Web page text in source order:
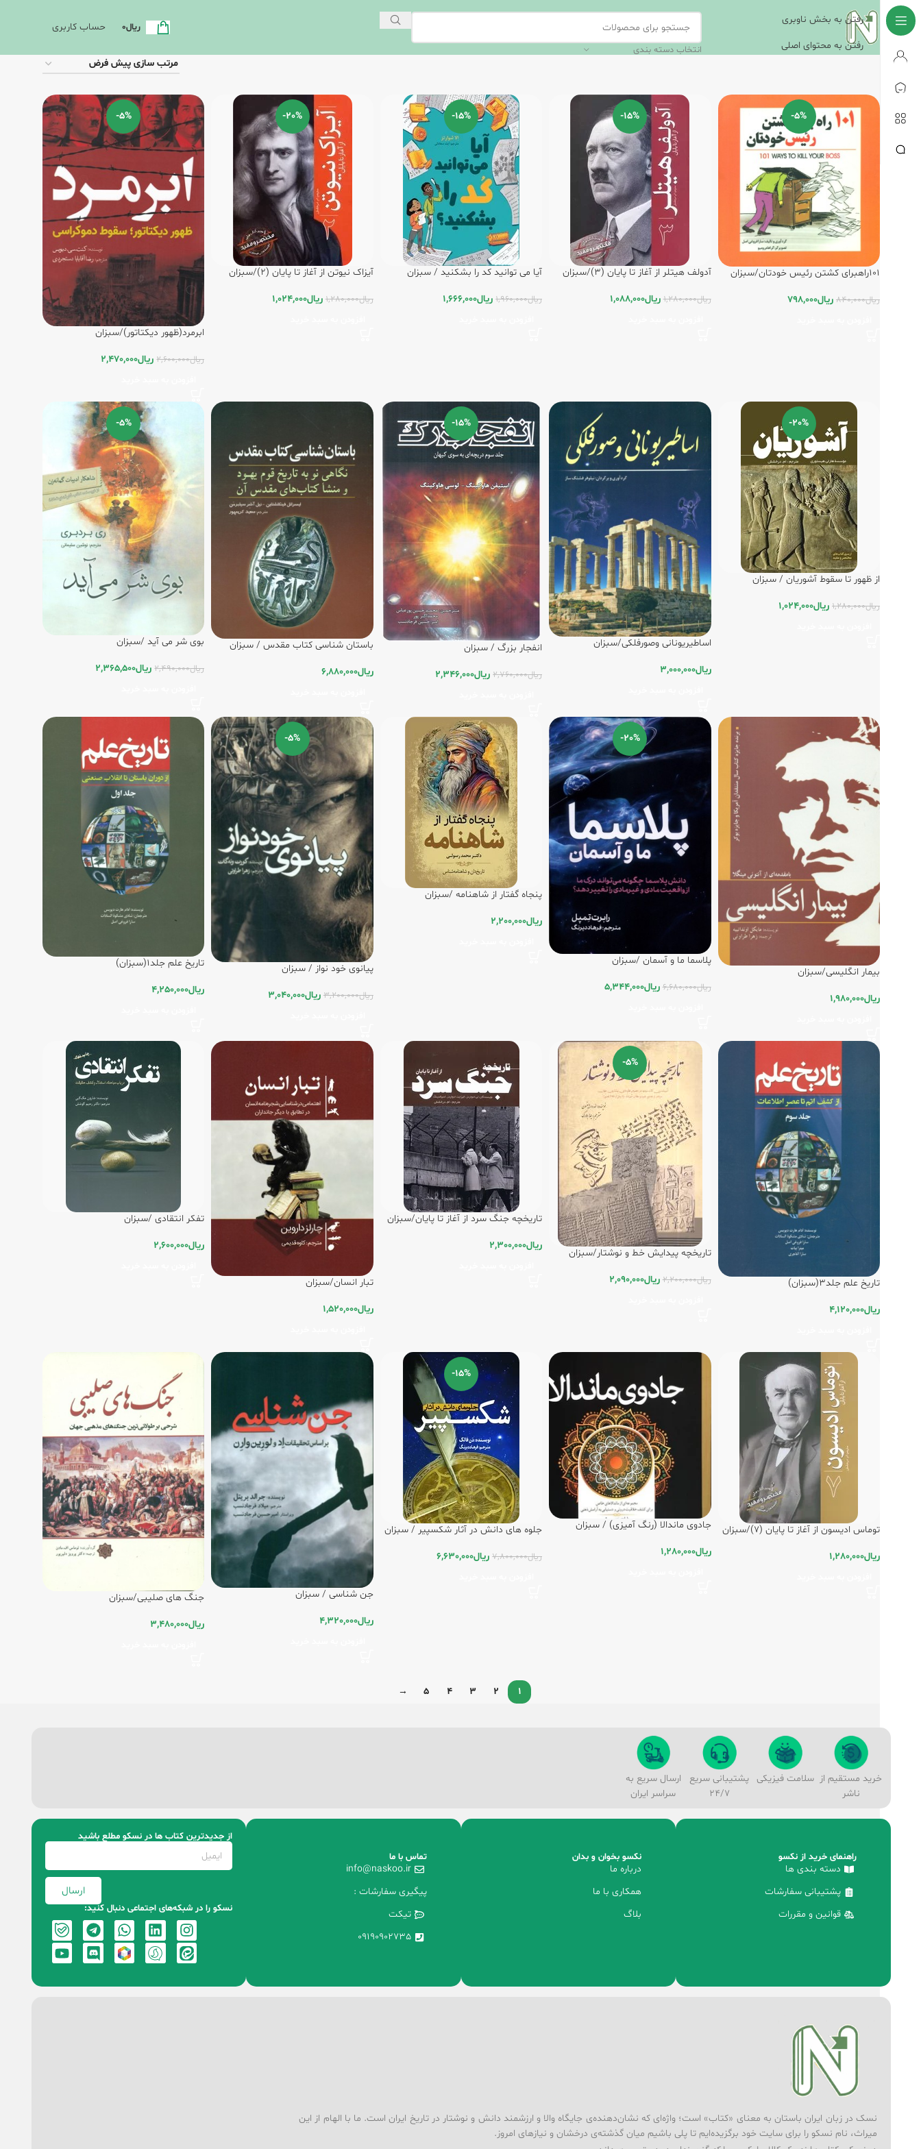
رفتن به بخش ناوبری
رفتن به محتوای اصلی
انتخاب دسته بندی
ریال0 حساب کاربری
-5%
101راه‏برای‏ کشتن‏ رئیس‏ خودتان‏/سبزان
ریال840,000 ریال798,000
-15%
آدولف هیتلر از آغاز تا پایان (3)/سبزان
ریال1,280,000 ریال1,088,000
-15%
آیا می توانید کد را بشکنید / سبزان
ریال1,960,000 ریال1,666,000
-20%
آیزاک نیوتن از آغاز تا پایان (2)/سبزان
ریال1,280,000 ریال1,024,000
-5%
ابرمرد(ظهور دیکتاتور)/سبزان
ریال2,600,000 ریال2,470,000
-20%
از ظهور تا سقوط آشوریان / سبزان
ریال1,280,000 ریال1,024,000
اساطیریونانی‏ وصورفلکی‏/سبزان
ریال3,000,000
-15%
انفجار بزرگ / سبزان
ریال2,760,000 ریال2,346,000
باستان شناسی کتاب مقدس / سبزان
ریال6,880,000
-5%
بوی شر می آید /سبزان
ریال2,490,000 ریال2,365,500
بیمار انگلیسی/سبزان
ریال1,980,000
-20%
پلاسما ما و آسمان /سبزان
ریال6,680,000 ریال5,344,000
پنجاه گفتار از شاهنامه /سبزان
ریال2,200,000
-5%
پیانوی خود نواز / سبزان
ریال3,200,000 ریال3,040,000
تاریخ علم جلد1(سبزان)
ریال4,250,000
تاریخ علم جلد3(سبزان)
ریال4,120,000
-5%
تاریخچه پیدایش خط و نوشتار/سبزان
ریال2,200,000 ریال2,090,000
تاریخچه جنگ سرد از آغاز تا پایان/سبزان
ریال2,300,000
تبار انسان/سبزان
ریال1,520,000
تفکر انتقادی /سبزان
ریال2,600,000
توماس ادیسون از آغاز تا پایان (7)/سبزان
ریال1,280,000
جادوی ماندالا (رنگ آمیزی) / سبزان
ریال1,280,000
-15%
جلوه های دانش در آثار شکسپیر / سبزان
ریال7,800,000 ریال6,630,000
جن شناسی / سبزان
ریال4,320,000
جنگ های صلیبی/سبزان
ریال3,480,000
1
2
3
4
5
→
خرید مستقیم از
ناشر
سلامت فیزیکی
پشتیبانی سریع
24/7
ارسال سریع به
سراسر ایران
راهنمای خرید از نکسو
دسته بندی ها
پشتیبانی سفارشات
قوانین و مقررات
نکسو بخوان و بدان
درباره ما
همکاری با ما
بلاگ
تماس با ما
info@naskoo.ir
پیگیری سفارشات :
تیکت
09190902735
از جدیدترین کتاب‌ ها در نسکو مطلع باشید
ارسال
نسکو را در شبکه‌های اجتماعی دنبال کنید:
نسک در زبان ایران باستان به معنای «کتاب» است؛ واژه‌ای که نشان‌دهنده‌ی جایگاه والا و ارزشمند دانش و نوشتار در تاریخ ایران است. ما با الهام از این
میراث، نام نسکو را برای سایت خود برگزیده‌ایم تا پلی باشیم میان گذشته‌ی درخشان و نیازهای امروز.